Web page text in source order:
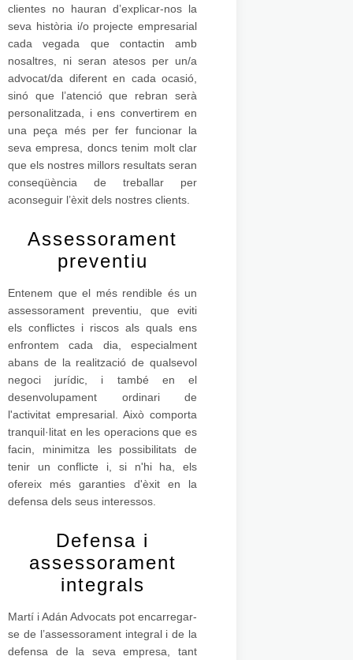
clientes no hauran d’explicar-nos la
seva història i/o projecte empresarial
cada vegada que contactin amb
nosaltres, ni seran atesos per un/a
advocat/da diferent en cada ocasió,
sinó que l’atenció que rebran serà
personalitzada, i ens convertirem en
una peça més per fer funcionar la
seva empresa, doncs tenim molt clar
que els nostres millors resultats seran
conseqüència de treballar per
aconseguir l’èxit dels nostres clients.
Assessorament
preventiu
Entenem que el més rendible és un
assessorament preventiu, que eviti
els conflictes i riscos als quals ens
enfrontem cada dia, especialment
abans de la realització de qualsevol
negoci jurídic, i també en el
desenvolupament ordinari de
l'activitat empresarial. Això comporta
tranquil·litat en les operacions que es
facin, minimitza les possibilitats de
tenir un conflicte i, si n'hi ha, els
ofereix més garanties d'èxit en la
defensa dels seus interessos.
Defensa i
assessorament
integrals
Martí i Adán Advocats pot encarregar-
se de l’assessorament integral i de la
defensa de la seva empresa, tant